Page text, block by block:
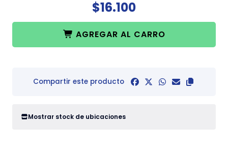
$16.100
AGREGAR AL CARRO
Compartir este producto
Mostrar stock de ubicaciones